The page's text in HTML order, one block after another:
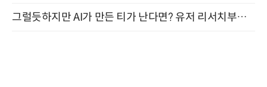
그럴듯하지만 AI가 만든 티가 난다면? 유저 리서치부터 배포까지! (9/15)